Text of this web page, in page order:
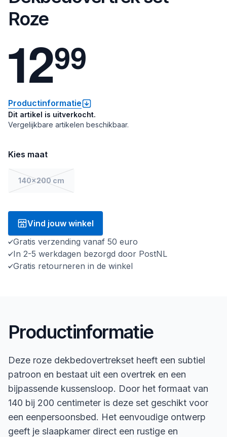
Roze
1299
Productinformatie
Dit artikel is uitverkocht.
Vergelijkbare artikelen beschikbaar.
Kies maat
140x200 cm
Vind jouw winkel
Gratis verzending vanaf 50 euro
In 2-5 werkdagen bezorgd door PostNL
Gratis retourneren in de winkel
Productinformatie
Deze roze dekbedovertrekset heeft een subtiel
patroon en bestaat uit een overtrek en een
bijpassende kussensloop. Door het formaat van
140 bij 200 centimeter is deze set geschikt voor
een eenpersoonsbed. Het eenvoudige ontwerp
geeft je slaapkamer direct een rustige en